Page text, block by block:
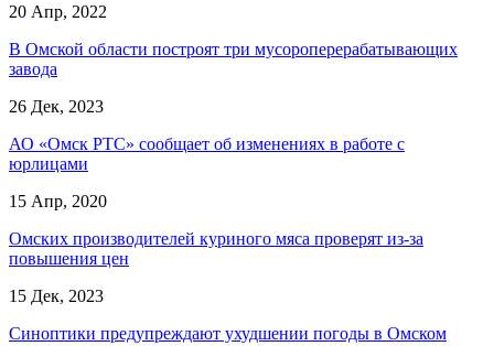
20 Апр, 2022
В Омской области построят три мусороперерабатывающих
завода
26 Дек, 2023
АО «Омск РТС» сообщает об изменениях в работе с
юрлицами
15 Апр, 2020
Омских производителей куриного мяса проверят из-за
повышения цен
15 Дек, 2023
Синоптики предупреждают ухудшении погоды в Омском